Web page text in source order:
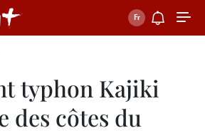
typhon Kajiki
des côtes du